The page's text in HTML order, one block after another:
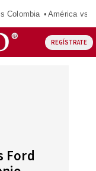
Colombia América vs
REGÍSTRATE
Ford